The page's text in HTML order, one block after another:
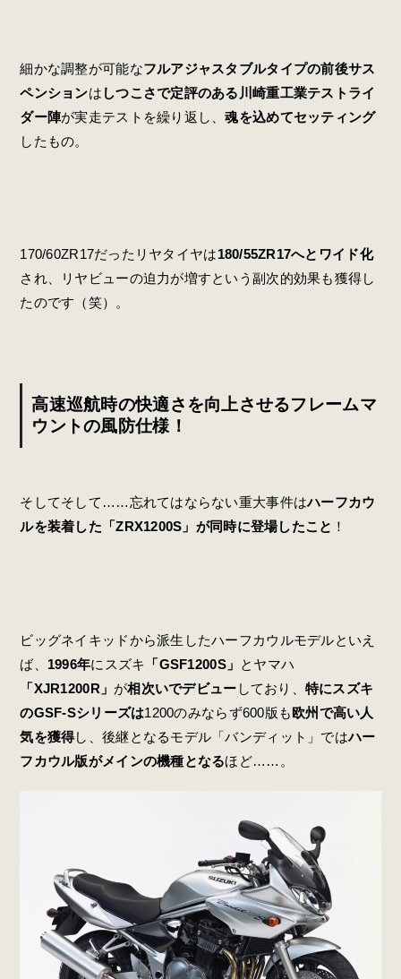
細かな調整が可能なフルアジャスタブルタイプの前後サス
ペンションは しつこさで定評のある川崎重工業テストライ
ダー陣が実走テストを繰り返し、魂を込めてセッティング
したもの。
170/60ZR17だったリヤタイヤは180/55ZR17へとワイド化
され、リヤビューの迫力が増すという副次的効果も獲得し
たのです（笑）。
高速巡航時の快適さを向上させるフレームマ
ウントの風防仕様！
そしてそして……忘れてはならない重大事件はハーフカウ
ルを装着した「ZRX1200S」が同時に登場したこと ！
ビッグネイキッドから派生したハーフカウルモデルといえ
ば、 1996年にスズキ 「GSF1200S」 とヤマハ
「XJR1200R」 が相次いでデビュー しており、 特にスズキ
のGSF-Sシリーズは1200のみならず600版も欧州で高い人
気を獲得し、後継となるモデル「バンディット」ではハー
フカウル版がメインの機種となるほど……。